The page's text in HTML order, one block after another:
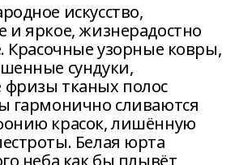
искусство,
и яркое, жизнерадостно
Красочные узорные ковры,
сундуки,
тканых полос
гармонично сливаются
красок, лишённую
Белая юрта
неба как бы плывёт